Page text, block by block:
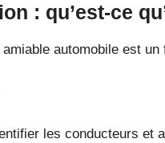
: qu’est-ce
amiable automobile est
les conducteurs et